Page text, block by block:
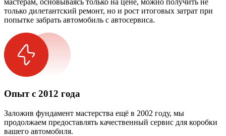
мастерам, основываясь только на цене, можно получить не
только дилетантский ремонт, но и рост итоговых затрат при
попытке забрать автомобиль с автосервиса.
Опыт с 2012 года
Заложив фундамент мастерства ещё в 2002 году, мы
продолжаем предоставлять качественный сервис для коробки
вашего автомобиля.